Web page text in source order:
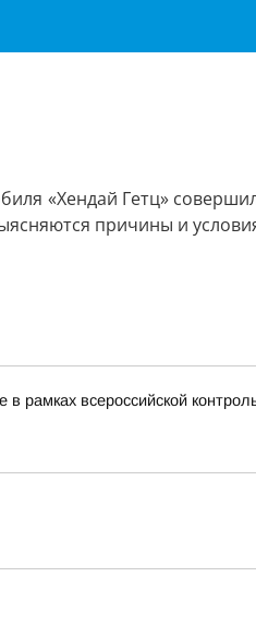
«Хендай Гетц»
причины и
рамках всероссийской